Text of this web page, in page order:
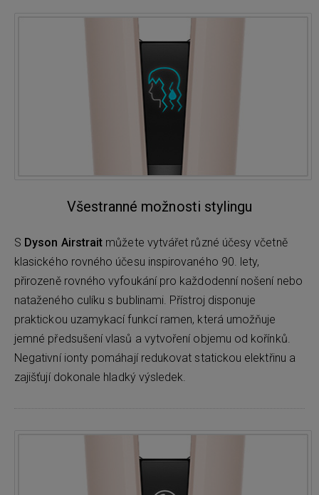
Všestranné možnosti stylingu
S Dyson Airstrait můžete vytvářet různé účesy včetně
klasického rovného účesu inspirovaného 90. lety,
přirozeně rovného vyfoukání pro každodenní nošení nebo
nataženého culíku s bublinami. Přístroj disponuje
praktickou uzamykací funkcí ramen, která umožňuje
jemné předsušení vlasů a vytvoření objemu od kořínků.
Negativní ionty pomáhají redukovat statickou elektřinu a
zajišťují dokonale hladký výsledek.